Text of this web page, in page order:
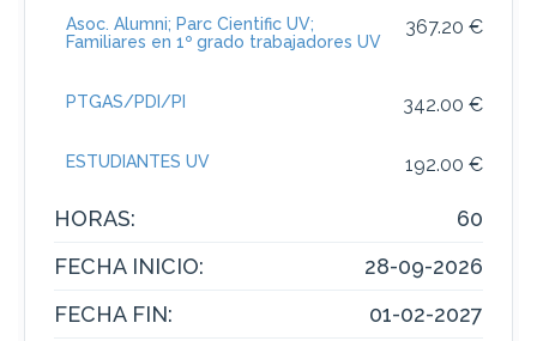
367.20 €
Asoc. Alumni; Parc Cientific UV;
Familiares en 1º grado trabajadores UV
342.00 €
PTGAS/PDI/PI
192.00 €
ESTUDIANTES UV
HORAS:
60
FECHA INICIO:
28-09-2026
FECHA FIN:
01-02-2027